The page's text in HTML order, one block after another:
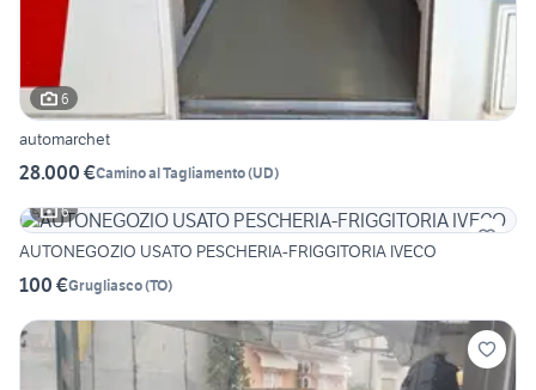
6
automarchet
28.000 €Camino al Tagliamento(UD)
6
AUTONEGOZIO USATO PESCHERIA-FRIGGITORIA IVECO
100 €Grugliasco(TO)